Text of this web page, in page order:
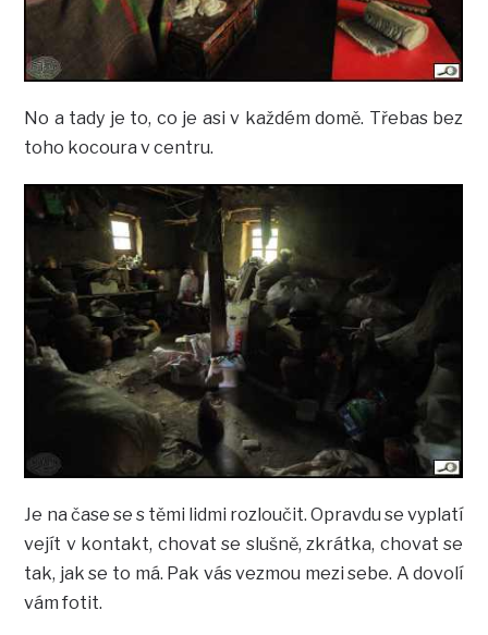
No a tady je to, co je asi v každém domě. Třebas bez
toho kocoura v centru.
Je na čase se s těmi lidmi rozloučit. Opravdu se vyplatí
vejít v kontakt, chovat se slušně, zkrátka, chovat se
tak, jak se to má. Pak vás vezmou mezi sebe. A dovolí
vám fotit.